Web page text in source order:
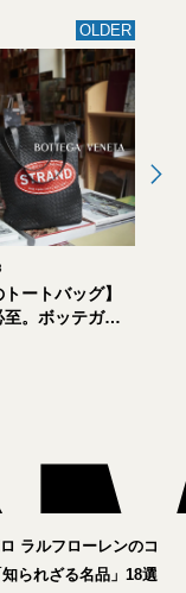
OLDER
トートバッグ】
至。ボッテガ・
ロ ラルフローレンのコ
られざる名品」18選